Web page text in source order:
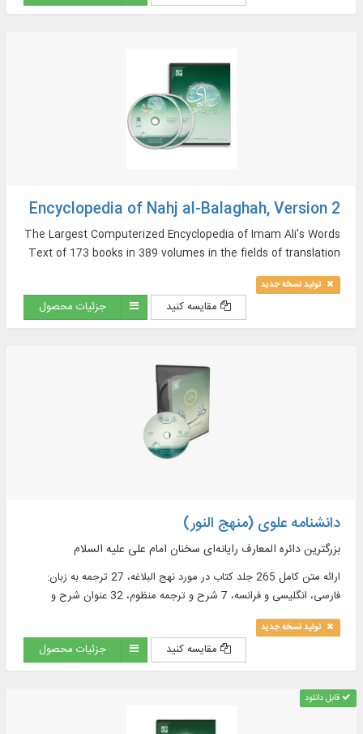
Encyclopedia of Nahj al-Balaghah, Version 2
The Largest Computerized Encyclopedia of Imam Ali's Words
Text of 173 books in 389 volumes in the fields of translation
and commentary as well as sources of Nahj al-Balaghah in
Arabic and Persian, And More…
تولید نسخه جدید
مقایسه کنید جزئیات محصول
دانشنامه علوی (منهج النور)
بزرگترین دائره المعارف رایانه‌ای سخنان امام علی علیه السلام
ارائه متن کامل 265 جلد كتاب در مورد نهج البلاغه، 27 ترجمه به زبان:
فارسى، انگليسى و فرانسه، 7 شرح و ترجمه منظوم، 32 عنوان شرح و
تعليقه در 137 جلد به زبان‏هاى فارسى و عربى و ...
تولید نسخه جدید
مقایسه کنید جزئیات محصول
قابل دانلود